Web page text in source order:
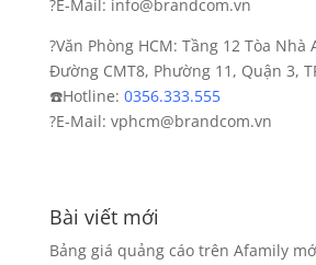
☎️Tel:024.6689.7777
?E-Mail: info@brandcom.vn
?Văn Phòng HCM: Tầng 12 Tòa Nhà
Đường CMT8, Phường 11, Quận 3, TP
☎️Hotline:0356.333.555
Bài viết mới